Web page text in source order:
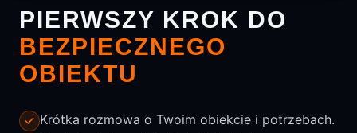
PIERWSZY KROK DO
BEZPIECZNEGO
OBIEKTU
Krótka rozmowa o Twoim obiekcie i potrzebach.